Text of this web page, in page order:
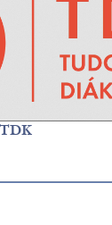
TDK